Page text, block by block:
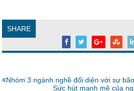
SHARE
Bài
Nhóm 3 ngành nghề đối diện với sự
Bài
Sức hút mạnh mẽ của